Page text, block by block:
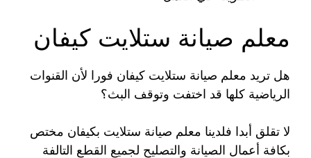
معلم صيانة ستلايت كيفان
هل تريد معلم صيانة ستلايت كيفان فورا لأن القنوات
الرياضية كلها قد اختفت وتوقف البث؟
لا تقلق أبدا فلدينا معلم صيانة ستلايت بكيفان مختص
بكافة أعمال الصيانة والتصليح لجميع القطع التالفة